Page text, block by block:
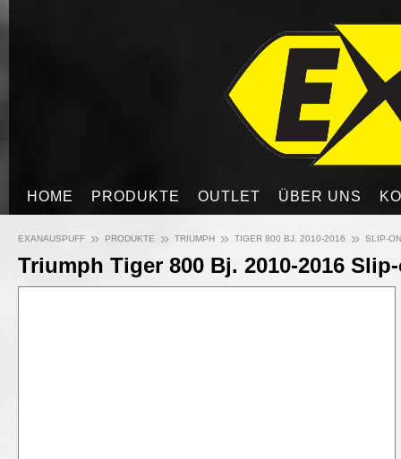
HOME PRODUKTE OUTLET ÜBER UNS
EXANAUSPUFF » PRODUKTE » TRIUMPH » TIGER 800 BJ. 2010-2016 » SLIP-
Triumph Tiger 800 Bj. 2010-2016